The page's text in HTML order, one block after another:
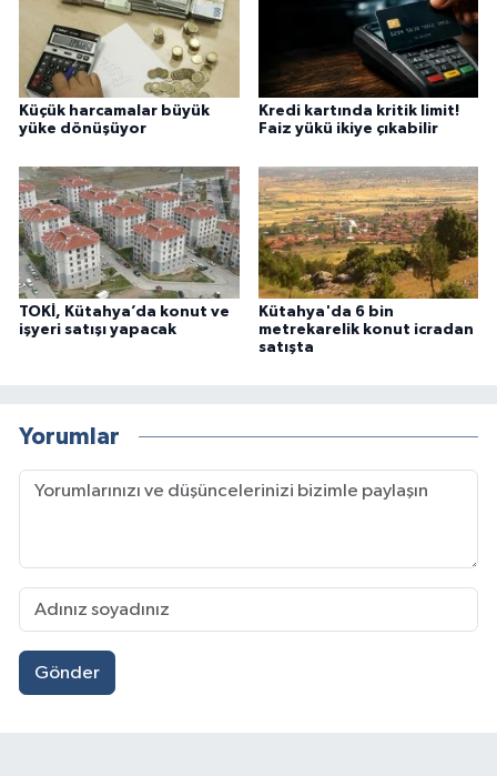
Küçük harcamalar büyük
yüke dönüşüyor
Kredi kartında kritik limit!
Faiz yükü ikiye çıkabilir
TOKİ, Kütahya’da konut ve
işyeri satışı yapacak
Kütahya'da 6 bin
metrekarelik konut icradan
satışta
Yorumlar
Gönder